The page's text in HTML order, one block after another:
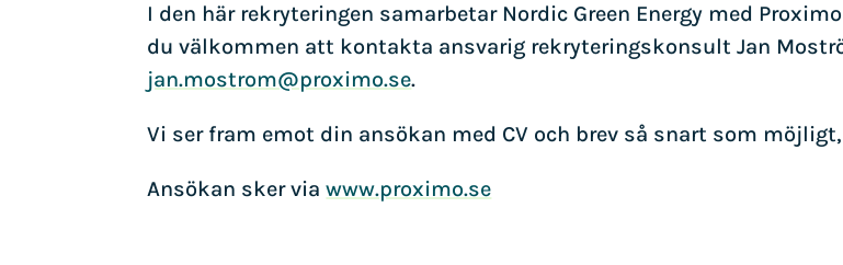
I den här rekryteringen samarbetar Nordic Green Energy med
du välkommen att kontakta ansvarig rekryteringskonsult Jan
jan.mostrom@proximo.se.
Vi ser fram emot din ansökan med CV och brev så snart som
Ansökan sker viawww.proximo.se